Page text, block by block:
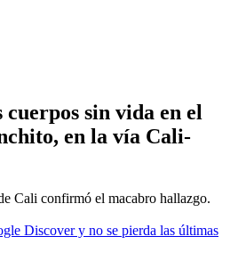
sin vida en el
en la vía Cali-
Cali confirmó el macabro hallazgo.
Discover y no se pierda las últimas